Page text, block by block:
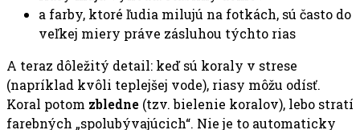
a farby, ktoré ľudia milujú na fotkách, sú často do
veľkej miery práve zásluhou týchto rias
A teraz dôležitý detail: keď sú koraly v strese
(napríklad kvôli teplejšej vode), riasy môžu odísť.
Koral potom zbledne (tzv. bielenie koralov), lebo stratí
farebných „spolubývajúcich“. Nie je to automaticky